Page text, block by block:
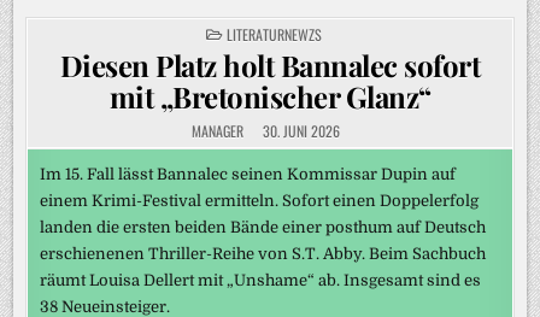
POSTED
IN
LITERATURNEWZS
Diesen Platz holt Bannalec sofort
mit „Bretonischer Glanz“
MANAGER 30. JUNI 2026
Im 15. Fall lässt Bannalec seinen Kommissar Dupin auf
einem Krimi-Festival ermitteln. Sofort einen Doppelerfolg
landen die ersten beiden Bände einer posthum auf Deutsch
erschienenen Thriller-Reihe von S.T. Abby. Beim Sachbuch
räumt Louisa Dellert mit „Unshame“ ab. Insgesamt sind es
38 Neueinsteiger.